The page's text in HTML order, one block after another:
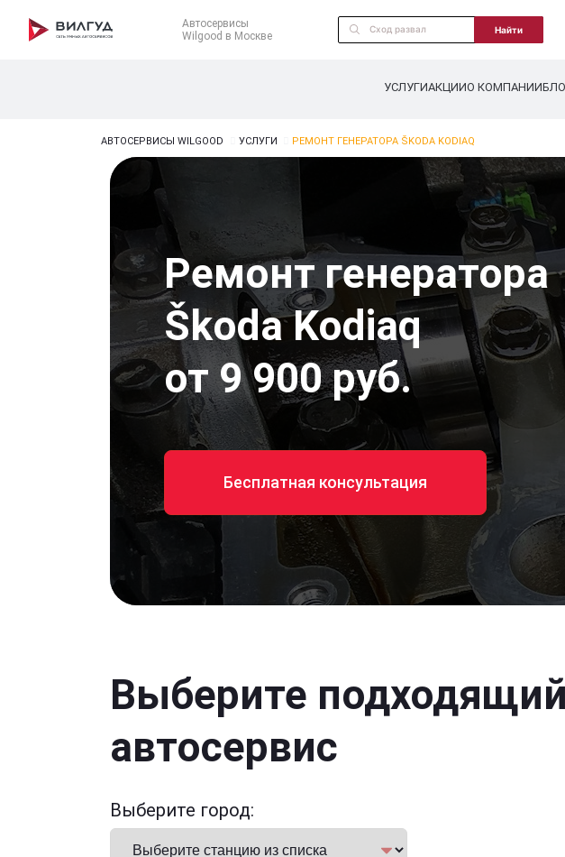
Автосервисы
Wilgood в Москве
Найти
УСЛУГИАКЦИИО КОМПАНИИ
АВТОСЕРВИСЫ WILGOOD УСЛУГИ РЕМОНТ ГЕНЕРАТОРА ŠKODA KODIAQ
Ремонт генератора
Škoda Kodiaq
от 9 900 руб.
Бесплатная консультация
Выберите подходящий
автосервис
Выберите город: